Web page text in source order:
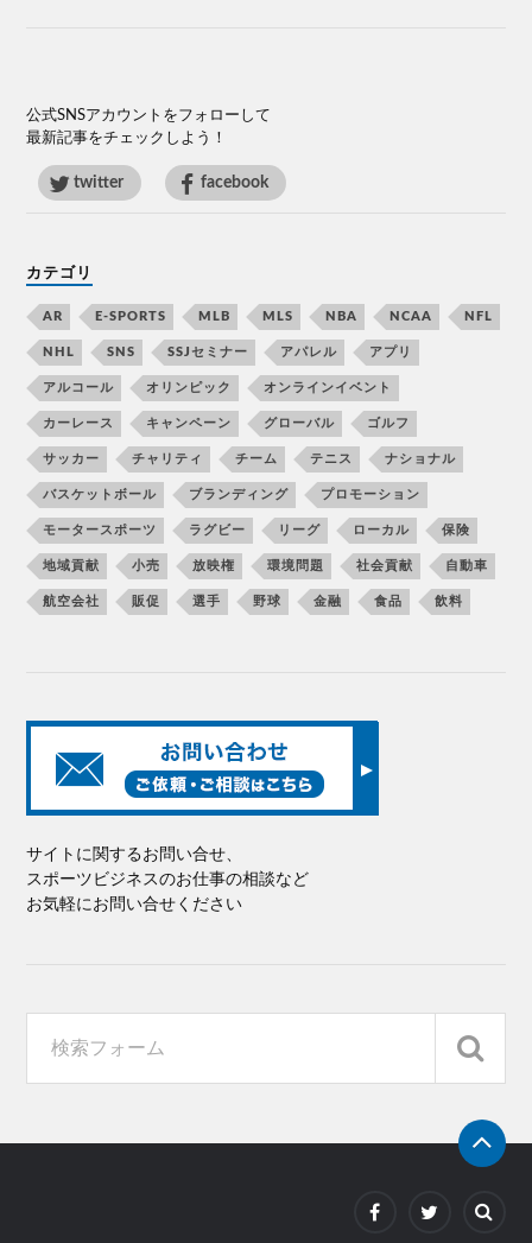
公式SNSアカウントをフォローして
最新記事をチェックしよう！
twitter facebook
カテゴリ
AR E-SPORTS MLB MLS NBA NCAA NFL
NHL SNS SSJセミナー アパレル アプリ
アルコール オリンピック オンラインイベント
カーレース キャンペーン グローバル ゴルフ
サッカー チャリティ チーム テニス ナショナル
バスケットボール ブランディング プロモーション
モータースポーツ ラグビー リーグ ローカル 保険
地域貢献 小売 放映権 環境問題 社会貢献 自動車
航空会社 販促 選手 野球 金融 食品 飲料
サイトに関するお問い合せ、
スポーツビジネスのお仕事の相談など
お気軽にお問い合せください